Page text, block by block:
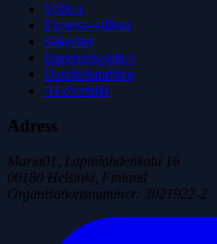
Villkor
Express-villkor
Säkerhet
Integritetspolicy
Databehandling
AI-översikt
Adress
Maria01, Lapinlahdenkatu 16
00180 Helsinki, Finland
Organisationsnummer: 3021922-2